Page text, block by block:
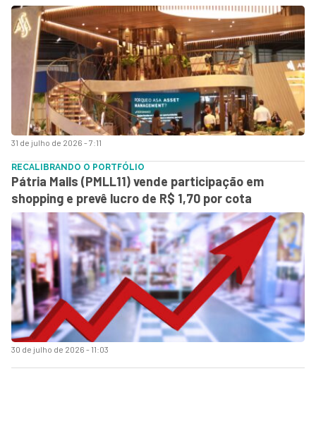
31 de julho de 2026 - 7:11
30 de julho de 2026 - 11:03
RECALIBRANDO O PORTFÓLIO
Pátria Malls (PMLL11) vende participação em
shopping e prevê lucro de R$ 1,70 por cota